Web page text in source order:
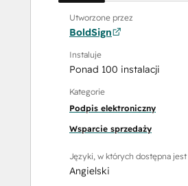
Utworzone przez
BoldSign
Instaluje
Ponad 100 instalacji
Kategorie
Podpis elektroniczny
Wsparcie sprzedaży
Języki, w których dostępna jest
Angielski